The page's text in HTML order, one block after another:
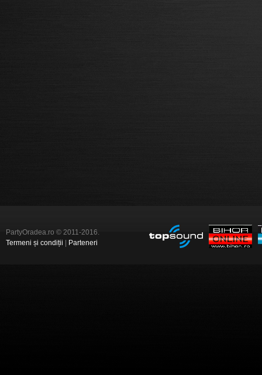
PartyOradea.ro © 2011-2016.
Termeni și condiții
Parteneri